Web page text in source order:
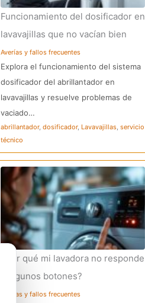
Funcionamiento del dosificador en
lavavajillas que no vacían bien
Averías y fallos frecuentes
Explora el funcionamiento del sistema
dosificador del abrillantador en
lavavajillas y resuelve problemas de
vaciado…
abrillantador, dosificador, Lavavajillas, servicio
técnico
¿Por qué mi lavadora no responde
a algunos botones?
Averías y fallos frecuentes